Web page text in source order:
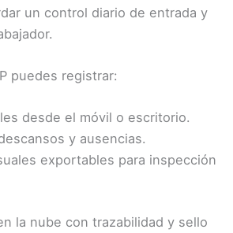
un control diario de entrada y
puedes registrar:
desde el móvil o escritorio.
y ausencias.
exportables para inspección
la nube con trazabilidad y sello